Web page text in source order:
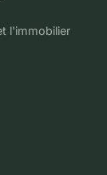
l'immobilier